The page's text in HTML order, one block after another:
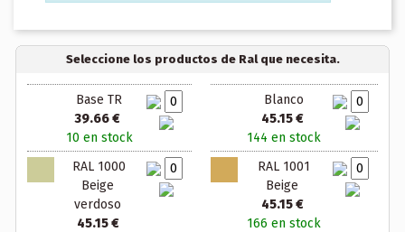
Seleccione los productos de Ral que necesita.
Base TR
39.66 €
10 en stock
Blanco
45.15 €
144 en stock
RAL 1000
Beige
verdoso
45.15 €
RAL 1001
Beige
45.15 €
166 en stock